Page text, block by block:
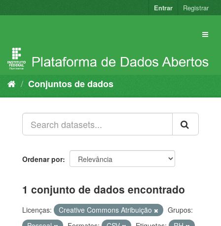
para
Entrar Registrar
Conjuntos de dados
Ordenar por
1 conjunto de dados encontrado
Licenças: Creative Commons Atribuição
Grupos: